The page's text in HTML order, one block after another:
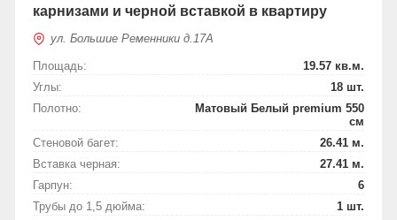
карнизами и черной вставкой в квартиру
ул. Большие Ременники д.17А
Площадь:
19.57 кв.м.
Углы:
18 шт.
Полотно:
Матовый Белый premium 550
см
Стеновой багет:
26.41 м.
Вставка черная:
27.41 м.
Гарпун:
6
Трубы до 1,5 дюйма:
1 шт.